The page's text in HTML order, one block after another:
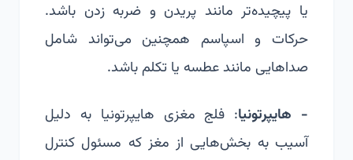
یا پیچیده‌تر مانند پریدن و ضربه زدن باشد.
حرکات و اسپاسم همچنین می‌تواند شامل
صداهایی مانند عطسه یا تکلم باشد.
- هایپرتونیا: فلج مغزی هایپرتونیا به دلیل
آسیب به بخش‌هایی از مغز که مسئول کنترل